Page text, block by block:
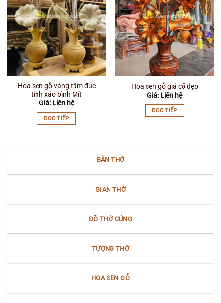
Hoa sen gỗ vàng tâm đục
tinh xảo bình Mít
Giá: Liên hệ
ĐỌC TIẾP
Hoa sen gỗ giả cổ đẹp
Giá: Liên hệ
ĐỌC TIẾP
BÀN THỜ
GIAN THỜ
ĐỒ THỜ CÚNG
TƯỢNG THỜ
HOA SEN GỖ